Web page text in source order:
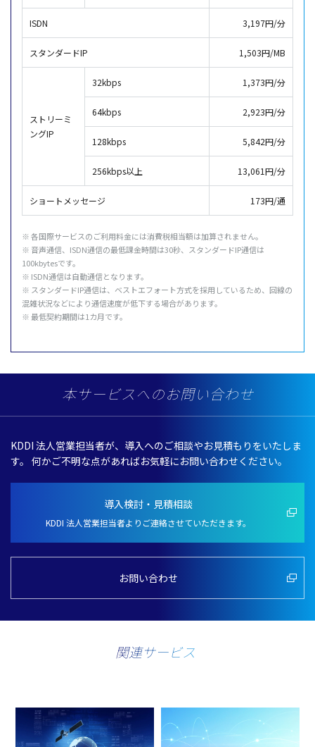
ISDN 3,197円/分
スタンダードIP 1,503円/MB
ストリーミ
ングIP
32kbps 1,373円/分
64kbps 2,923円/分
128kbps 5,842円/分
256kbps以上 13,061円/分
ショートメッセージ 173円/通
※各国際サービスのご利用料金には消費税相当額は加算されません。
※ 音声通信、ISDN通信の最低課金時間は30秒、 スタンダードIP通信は
100kbytesです。
※ ISDN通信は自動通信となります。
※ スタンダードIP通信は、 ベストエフォート方式を採用 しているため、 回線の
混雑状況などにより通信速度が低下する場合があります。
※最低契約期間は1カ月です。
本サービスへのお問い合わせ
KDDI 法人営業担当者が、 導入へのご相談やお見積もりをいたしま
す。 何かご不明な点があればお気軽にお問い合わせください。
導入検討・見積相談
KDDI 法人営業担当者よりご連絡させていただきます。
お問い合わせ
関連サービス